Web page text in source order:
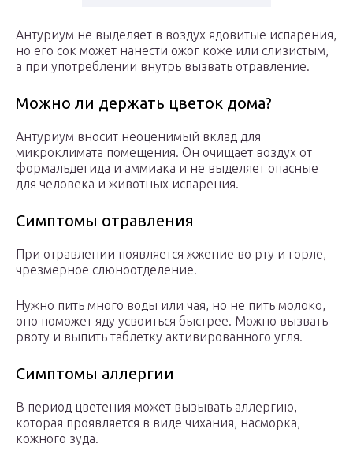
Антуриум не выделяет в воздух ядовитые испарения,
но его сок может нанести ожог коже или слизистым,
а при употреблении внутрь вызвать отравление.
Можно ли держать цветок дома?
Антуриум вносит неоценимый вклад для
микроклимата помещения. Он очищает воздух от
формальдегида и аммиака и не выделяет опасные
для человека и животных испарения.
Симптомы отравления
При отравлении появляется жжение во рту и горле,
чрезмерное слюноотделение.
Нужно пить много воды или чая, но не пить молоко,
оно поможет яду усвоиться быстрее. Можно вызвать
рвоту и выпить таблетку активированного угля.
Симптомы аллергии
В период цветения может вызывать аллергию,
которая проявляется в виде чихания, насморка,
кожного зуда.